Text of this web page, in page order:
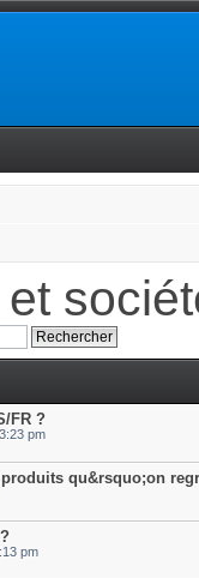
FR ?
pm
produits qu&rsquo;on
pm